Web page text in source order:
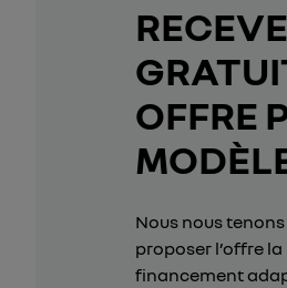
OFFRE
Nous nous
proposer l’offre
financement